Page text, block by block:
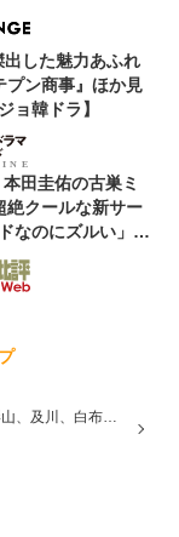
した魅力あふれ
プン商事』ほか見
ョ韓ドラ】
田圭佑の古巣ミ
絶クールな新サー
なのにズルい」
山、及川、白布…